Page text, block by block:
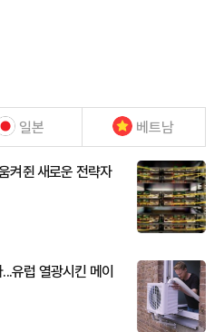
일본 베트남
켜쥔 새로운 전략자
유럽 열광시킨 메이